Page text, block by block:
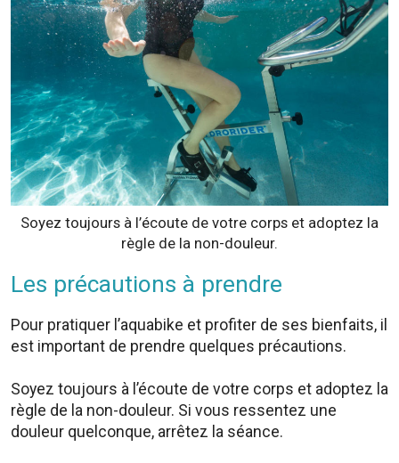
Soyez toujours à l’écoute de votre corps et adoptez la
règle de la non-douleur.
Les précautions à prendre
Pour pratiquer l’aquabike et profiter de ses bienfaits, il
est important de prendre quelques précautions.
Soyez toujours à l’écoute de votre corps et adoptez la
règle de la non-douleur. Si vous ressentez une
douleur quelconque, arrêtez la séance.